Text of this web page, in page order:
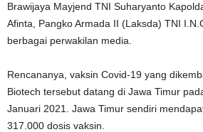
Brawijaya Mayjend TNI Suharyanto
Afinta, Pangko Armada II (Laksda) TNI
berbagai perwakilan media.
Rencananya, vaksin Covid-19 yang
Biotech tersebut datang di Jawa Timur
Januari 2021. Jawa Timur sendiri
317.000 dosis vaksin.